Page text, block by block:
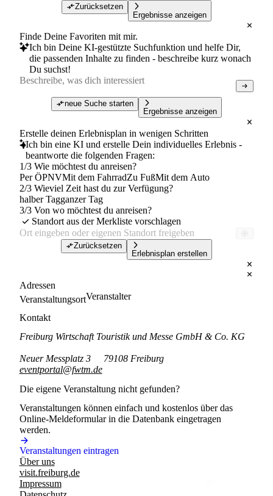
Zurücksetzen
Ergebnisse anzeigen
Finde Deine Favoriten mit mir.
Ich bin Deine KI-gestützte Suchfunktion und helfe Dir,
die passenden Inhalte zu finden - beschreibe kurz wonach
Du suchst!
neue Suche starten
Ergebnisse anzeigen
Erstelle deinen Erlebnisplan in wenigen Schritten
Ich bin eine KI und erstelle Dein individuelles Erlebnis -
beantworte die folgenden Fragen:
1/3 Wie möchtest du anreisen?
Per ÖPNVMit dem FahrradZu FußMit dem Auto
2/3 Wieviel Zeit hast du zur Verfügung?
halber Tagganzer Tag
3/3 Von wo möchtest du anreisen?
Standort aus der Merkliste vorschlagen
Zurücksetzen
Erlebnisplan erstellen
Adressen
VeranstaltungsortVeranstalter
Kontakt
Freiburg Wirtschaft Touristik und Messe GmbH & Co. KG
Neuer Messplatz 3
79108 Freiburg
eventportal@fwtm.de
Die eigene Veranstaltung nicht gefunden?
Veranstaltungen können einfach und kostenlos über das
Online-Meldeformular in die Datenbank eingetragen
werden.
Veranstaltungen eintragen
Über uns
visit.freiburg.de
Impressum